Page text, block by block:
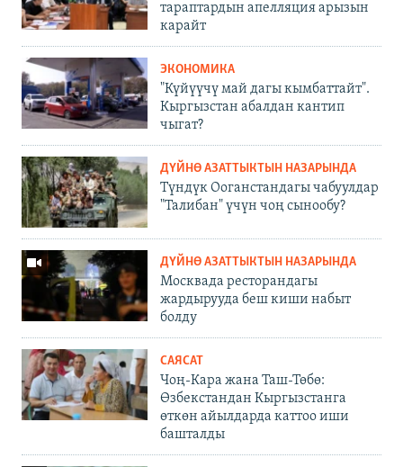
тараптардын апелляция арызын
карайт
ЭКОНОМИКА
"Күйүүчү май дагы кымбаттайт".
Кыргызстан абалдан кантип
чыгат?
ДҮЙНӨ АЗАТТЫКТЫН НАЗАРЫНДА
Түндүк Ооганстандагы чабуулдар
"Талибан" үчүн чоң сынообу?
ДҮЙНӨ АЗАТТЫКТЫН НАЗАРЫНДА
Москвада ресторандагы
жардырууда беш киши набыт
болду
САЯСАТ
Чоң-Кара жана Таш-Төбө:
Өзбекстандан Кыргызстанга
өткөн айылдарда каттоо иши
башталды